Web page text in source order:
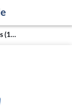
M. Éric Ciotti - Alpes-Maritimes (1re circonscription)